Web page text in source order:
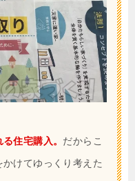
住宅購入。 だからこ
けてゆっくり考えた